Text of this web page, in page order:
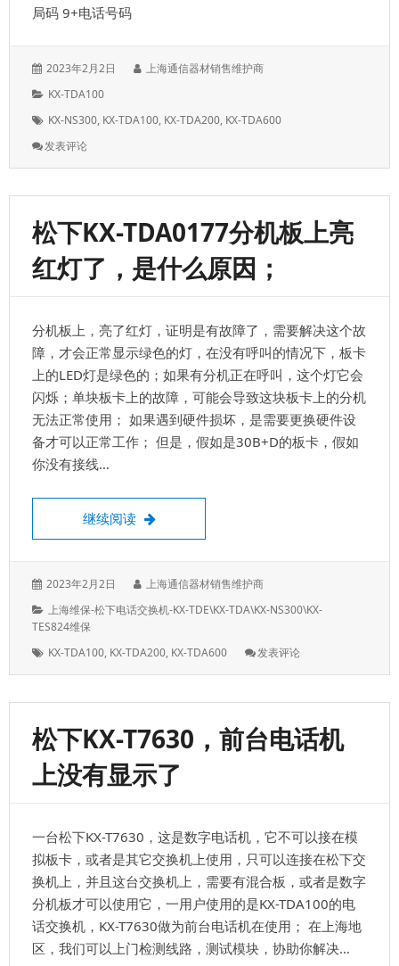
局码 9+电话号码
发
于：
2023年2月2日
作
上海通信器材销售维护商
分
KX-TDA100
标
KX-NS300, KX-TDA100, KX-TDA200, KX-TDA600
发表评论: 随
码
出
6-
3
设
号
和
码
及
账
号
的
COS
级
松下KX-TDA0177分机板上亮
红灯了，是什么原因；
分机板上，亮了红灯，证明是有故障了，需要解决这个故
障，才会正常显示绿色的灯，在没有呼叫的情况下，板卡
上的LED灯是绿色的；如果有分机正在呼叫，这个灯它会
闪烁；单块板卡上的故障，可能会导致这块板卡上的分机
无法正常使用； 如果遇到硬件损坏，是需要更换硬件设
备才可以正常工作； 但是，假如是30B+D的板卡，假如
你没有接线…
继续阅读 松下KX-TDA0177分机板上亮红灯了，是什
发
于：
2023年2月2日
作
上海通信器材销售维护商
分
类：
上海维保-松下电话交换机-KX-TDE\KX-TDA\KX-NS300\KX-
TES824维保
标
KX-TDA100, KX-TDA200, KX-TDA600 发表评论: 松
TDA0177
机
板
了，
是
什
么
原
因；
松下KX-T7630，前台电话机
上没有显示了
一台松下KX-T7630，这是数字电话机，它不可以接在模
拟板卡，或者是其它交换机上使用，只可以连接在松下交
换机上，并且这台交换机上，需要有混合板，或者是数字
分机板才可以使用它，一用户使用的是KX-TDA100的电
话交换机，KX-T7630做为前台电话机在使用； 在上海地
区，我们可以上门检测线路，测试模块，协助你解决…